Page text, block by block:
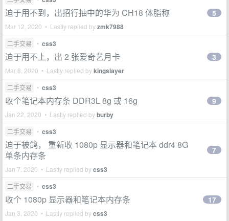
迫于用不到，出招行抽中的华为 CH18 体脂称
Mar 12, 2020 • Lastly replied byzmk7988
5
二手交易 • css3
迫于用不上，出 2 张爱奇艺月卡
Mar 8, 2020 • Lastly replied bykingslayer
3
二手交易 • css3
收个笔记本内存条 DDR3L 8g 或 16g
Jan 22, 2020 • Lastly replied byburby
9
二手交易 • css3
迫于被鸽， 重新收 1080p 显示器和笔记本 ddr4 8G
单条内存条
Jan 7, 2020 • Lastly replied bycss3
7
二手交易 • css3
收个 1080p 显示器和笔记本内存条
Jan 3, 2020 • Lastly replied bycss3
17